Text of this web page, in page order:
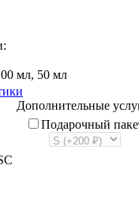
мл, 50 мл
Дополнительные
Подарочный